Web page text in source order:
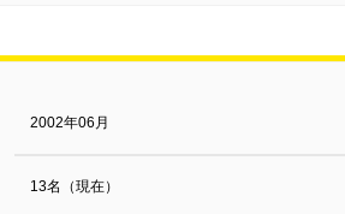
2002年06月
13名（現在）